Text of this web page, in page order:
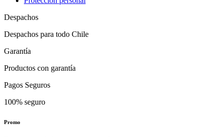
Despachos
Despachos para todo Chile
Garantía
Productos con garantía
Pagos Seguros
100% seguro
Promo